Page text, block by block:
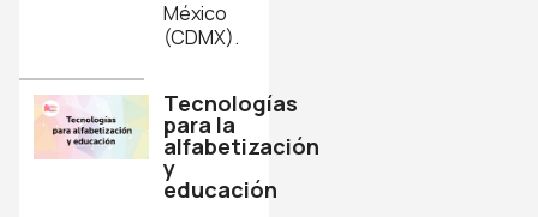
México
(CDMX).
Tecnologías
para la
alfabetización
y
educación